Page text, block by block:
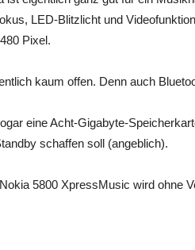
LED-Blitzlicht und
Pixel.
kaum offen. Denn auch
eine Acht-Gigabyte-
schaffen soll (angeblich).
5800 XpressMusic wird ohne